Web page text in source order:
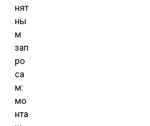
нят
ны
м
зап
ро
са
м:
мо
нта